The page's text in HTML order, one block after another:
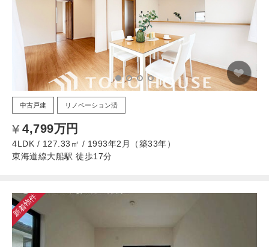
中古戸建 リノベーション済
4,799万円
4LDK / 127.33㎡ / 1993年2月（築33年）
東海道線大船駅 徒歩17分
新着物件